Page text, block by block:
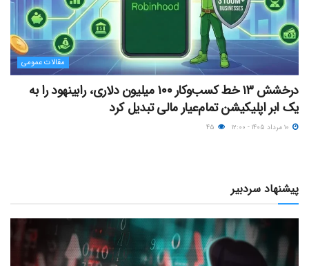
مقالات عمومی
درخشش ۱۳ خط کسب‌وکار ۱۰۰ میلیون دلاری، رابینهود را به
یک ابر اپلیکیشن تمام‌عیار مالی تبدیل کرد
پیشنهاد سردبیر